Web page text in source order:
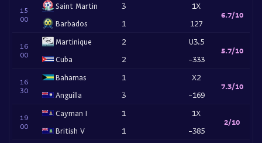
15
00
Saint Martin
Barbados
3
1
1X
127
6.7/10
16
00
Martinique
Cuba
2
2
U3.5
-333
5.7/10
16
30
Bahamas
Anguilla
1
3
X2
-169
7.3/10
19
00
Cayman I
British V
1
1
1X
-385
2/10